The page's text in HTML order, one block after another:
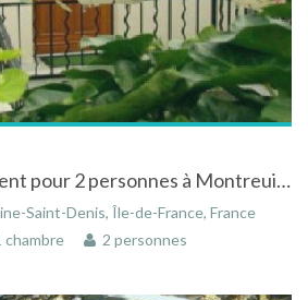
Location appartement pour 2 personnes à Montreuil près de Paris
Saint-Denis, Île-de-France, France
chambre 2 personnes